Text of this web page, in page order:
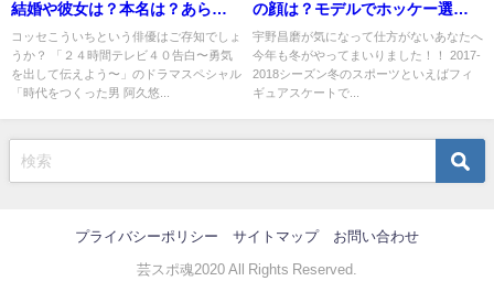
結婚や彼女は？本名は？あらび
き団！
コッセこういちという俳優はご存知でしょ
うか？ 「２４時間テレビ４０告白〜勇気
を出して伝えよう〜」のドラマスペシャル
「時代をつくった男 阿久悠...
の顔は？モデルでホッケー選
手？
宇野昌磨が気になって仕方がないあなたへ
今年も冬がやってまいりました！！ 2017-
2018シーズン冬のスポーツといえばフィ
ギュアスケートで...
プライバシーポリシー サイトマップ お問い合わせ
芸スポ魂2020 All Rights Reserved.